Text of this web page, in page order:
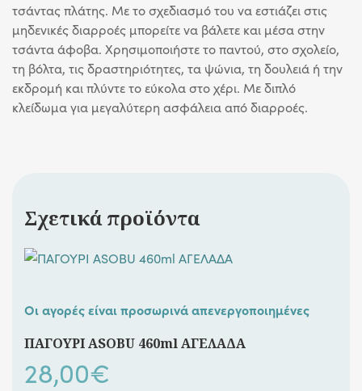
τσάντας πλάτης. Με το σχεδιασμό του να εστιάζει στις
μηδενικές διαρροές μπορείτε να βάλετε και μέσα στην
τσάντα άφοβα. Χρησιμοποιήστε το παντού, στο σχολείο,
τη βόλτα, τις δραστηριότητες, τα ψώνια, τη δουλειά ή την
εκδρομή και πλύντε το εύκολα στο χέρι. Με διπλό
κλείδωμα για μεγαλύτερη ασφάλεια από διαρροές.
Σχετικά προϊόντα
Οι αγορές είναι προσωρινά απενεργοποιημένες
ΠΑΓΟΥΡΙ ASOBU 460ml ΑΓΕΛΑΔΑ
28,00€